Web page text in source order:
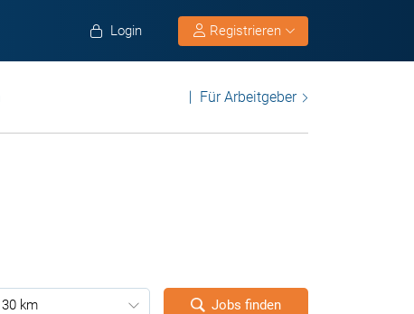
Login Registrieren
Für Arbeitgeber
30 km Jobs finden